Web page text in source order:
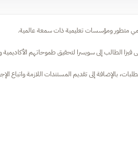
متطور ومؤسسات تعليمية ذات سمعة عالمية.
الطالب إلى سويسرا لتحقيق طموحاتهم الأكاديمية
بالإضافة إلى تقديم المستندات اللازمة واتباع